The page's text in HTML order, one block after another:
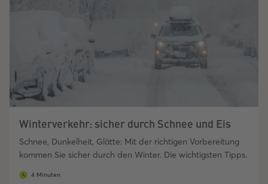
Winterverkehr: sicher durch Schnee und Eis
Schnee, Dunkelheit, Glätte: Mit der richtigen Vorbereitung
kommen Sie sicher durch den Winter. Die wichtigsten Tipps.
4 Minuten